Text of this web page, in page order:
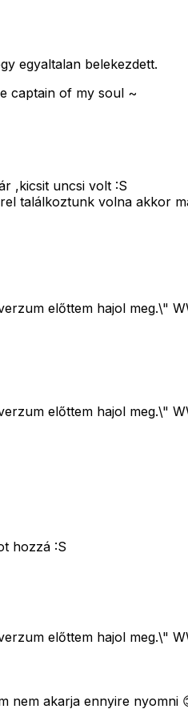
egyaltalan belekezdett.
captain of my soul ~
,kicsit uncsi volt :S
találkoztunk volna akkor
előttem hajol meg.\"
előttem hajol meg.\"
hozzá :S
előttem hajol meg.\"
nem akarja ennyire nyomni